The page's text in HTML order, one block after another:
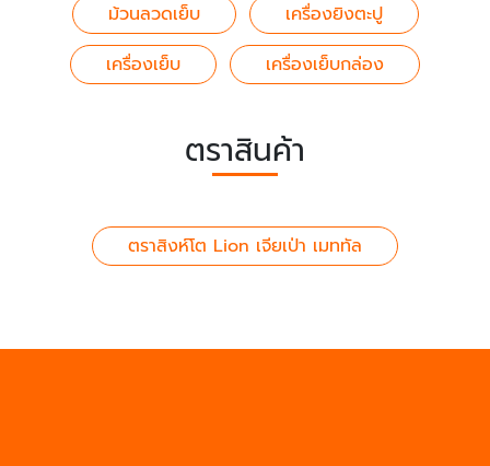
ม้วนลวดเย็บ
เครื่องยิงตะปู
เครื่องเย็บ
เครื่องเย็บกล่อง
ตราสินค้า
ตราสิงห์โต Lion เจียเป่า เมททัล